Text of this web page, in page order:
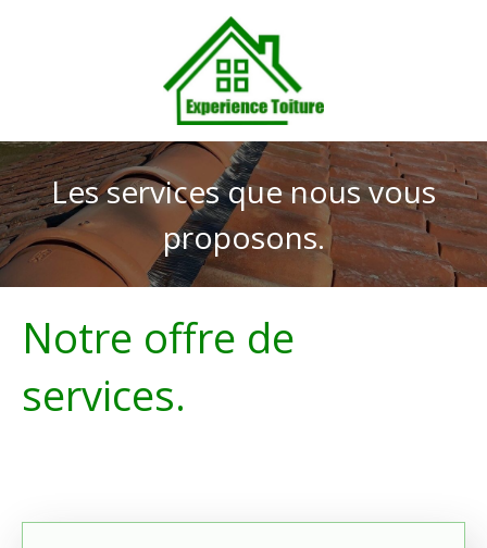
Les services que nous vous
proposons.
Notre offre de
services.